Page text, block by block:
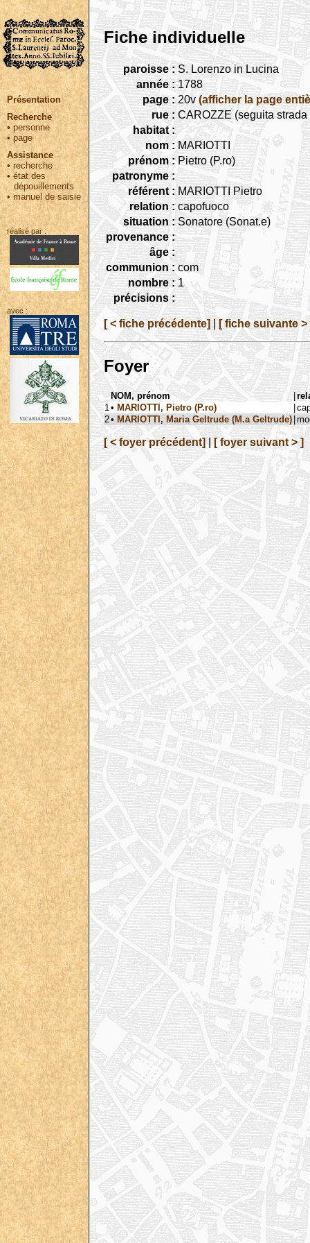
Présentation
Recherche
• personne
•page
Assistance
• recherche
•état des
dépouillements
•manuel de saisie
réalisé par :
avec :
Fiche individuelle
paroisse : S. Lorenzo in Lucina
année : 1788
page : 20v (afficher la page
rue : CAROZZE (seguita
habitat :
nom : MARIOTTI
prénom : Pietro (P.ro)
patronyme :
référent : MARIOTTI Pietro
relation : capofuoco
situation : Sonatore (Sonat.e)
provenance :
âge :
communion : com
nombre : 1
précisions :
[ < fiche précédente] [ fiche suivante >
Foyer
NOM, prénom |
1 • MARIOTTI, Pietro (P.ro) |
2• MARIOTTI, Maria Geltrude (M.a Geltrude) |
[ < foyer précédent] [ foyer suivant > ]